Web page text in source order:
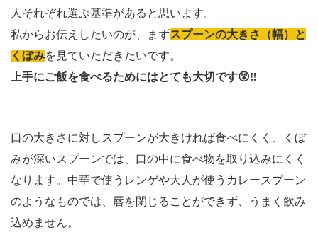
人それぞれ選ぶ基準があると思います。
私からお伝えしたいのが、まずスプーンの大きさ（幅）と
くぼみを見ていただきたいです。
上手にご飯を食べるためにはとても大切です😲‼️
口の大きさに対しスプーンが大きければ食べにくく、くぼ
みが深いスプーンでは、口の中に食べ物を取り込みにくく
なります。中華で使うレンゲや大人が使うカレースプーン
のようなものでは、唇を閉じることができず、うまく飲み
込めません。